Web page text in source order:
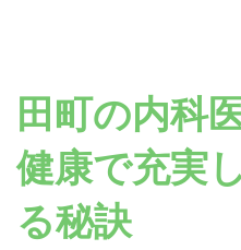
田町の内科
健康で充実
る秘訣